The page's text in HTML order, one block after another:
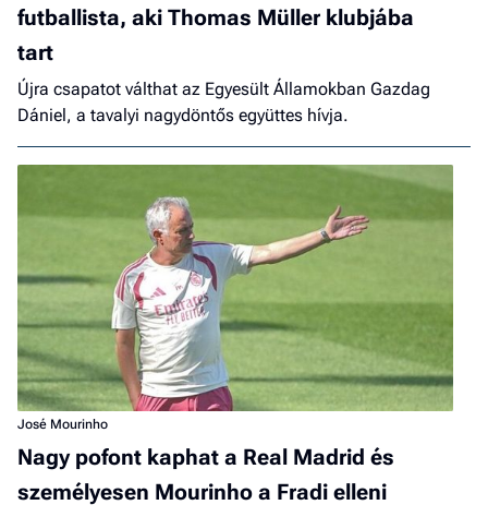
futballista, aki Thomas Müller klubjába
tart
Újra csapatot válthat az Egyesült Államokban Gazdag
Dániel, a tavalyi nagydöntős együttes hívja.
José Mourinho
Nagy pofont kaphat a Real Madrid és
személyesen Mourinho a Fradi elleni